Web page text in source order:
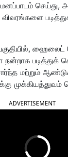
செய்து,
விவரங்களை
ஹைலைட்
படித்துக்
மற்றும்
ADVERTISEMENT